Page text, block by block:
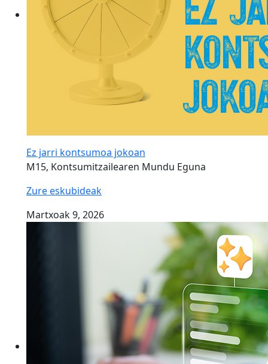
Ez jarri kontsumoa jokoan
M15, Kontsumitzailearen Mundu Eguna
Zure eskubideak
Martxoak 9, 2026